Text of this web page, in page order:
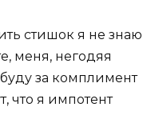
стишок я не знаю
меня, негодяя
за комплимент
что я импотент